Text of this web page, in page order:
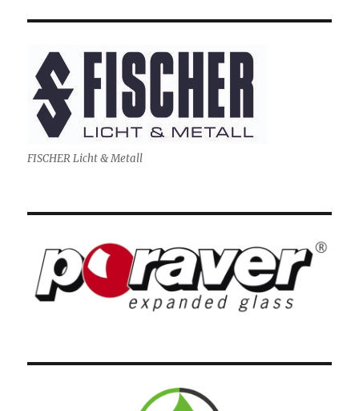
FISCHER Licht & Metall